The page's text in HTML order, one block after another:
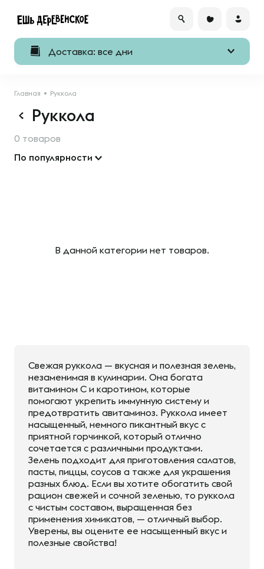
Доставка: все дни
Главная Руккола
Руккола
0 товаров
По популярности
В данной категории нет товаров.
Свежая руккола — вкусная и полезная зелень,
незаменимая в кулинарии. Она богата
витамином С и каротином, которые
помогают укрепить иммунную систему и
предотвратить авитаминоз. Руккола имеет
насыщенный, немного пикантный вкус с
приятной горчинкой, который отлично
сочетается с различными продуктами.
Зелень подходит для приготовления салатов,
пасты, пиццы, соусов а также для украшения
разных блюд. Если вы хотите обогатить свой
рацион свежей и сочной зеленью, то руккола
с чистым составом, выращенная без
применения химикатов, — отличный выбор.
Уверены, вы оцените ее насыщенный вкус и
полезные свойства!